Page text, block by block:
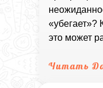
«убегает»?
это может
Читать